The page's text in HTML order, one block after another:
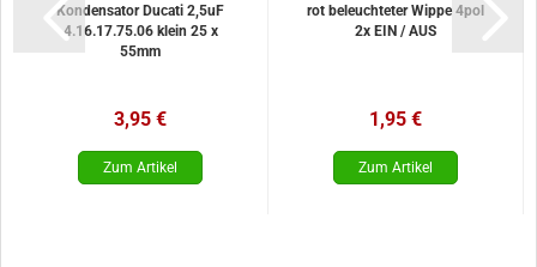
Kondensator Ducati 2,5uF
4.16.17.75.06 klein 25 x
55mm
3,95 €
rot beleuchteter Wippe 4pol
2x EIN / AUS
1,95 €